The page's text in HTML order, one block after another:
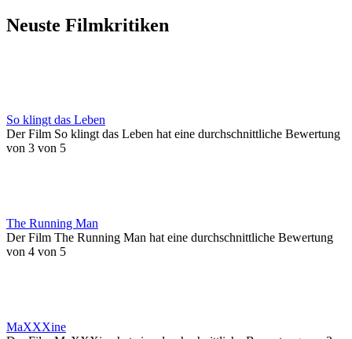
Neuste Filmkritiken
So klingt das Leben
Der Film So klingt das Leben hat eine durchschnittliche Bewertung
von 3 von 5
The Running Man
Der Film The Running Man hat eine durchschnittliche Bewertung
von 4 von 5
MaXXXine